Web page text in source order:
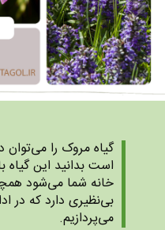
گیاه مروک را
است بدانید این
خانه شما می‌شود
بی‌نظیری دارد که در
می‌پردازیم.